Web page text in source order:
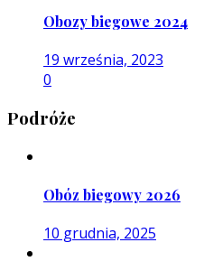
Obozy biegowe 2024
19 września, 2023
0
Podróże
Obóz biegowy 2026
10 grudnia, 2025